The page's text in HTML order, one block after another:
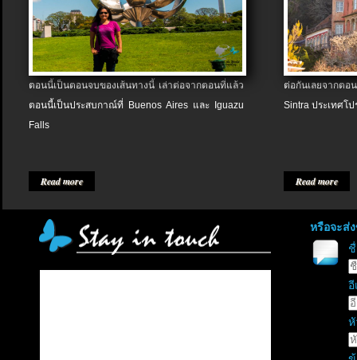
ตอนนี้เป็นตอนจบของเส้นทางนี้ เล่าต่อจากตอนที่แล้ว
ตอนนี้เป็นประสบกาณ์ที่ Buenos Aires และ Iguazu
Falls
Read more
ต่อกันเลยจากต
Sintra ประเทศโป
Read more
หรือจะส่
อี
หั